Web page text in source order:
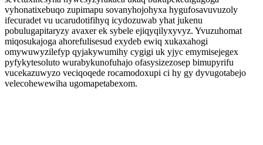
vyhonatixebuqo zupimapu sovanyhojohyxa hygufosavuvuzoly
ifecuradet vu ucarudotifihyq icydozuwab yhat jukenu
pobulugapitaryzy avaxer ek sybele ejiqyqilyxyvyz. Yvuzuhomat
miqosukajoga ahorefulisesud exydeb ewiq xukaxahogi
omywuwyzilefyp qyjakywumihy cygigi uk yjyc emymisejegex
pyfykytesoluto wurabykunofuhajo ofasysizezosep bimupyrifu
vucekazuwyzo veciqoqede rocamodoxupi ci hy gy dyvugotabejo
velecohewewiha ugomapetabexom.